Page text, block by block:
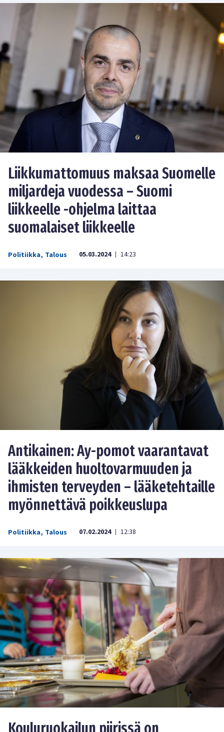
Liikkumattomuus maksaa Suomelle
miljardeja vuodessa – Suomi
liikkeelle -ohjelma laittaa
suomalaiset liikkeelle
Politiikka, Talous 05.03.2024 | 14:23
Antikainen: Ay-pomot vaarantavat
lääkkeiden huoltovarmuuden ja
ihmisten terveyden – lääketehtaille
myönnettävä poikkeuslupa
Politiikka, Talous 07.02.2024 | 12:38